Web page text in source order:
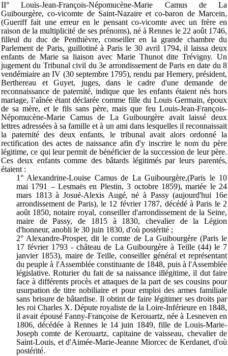
II° Louis-Jean-François-Népomucène-Marie Camus de La
Guibourgère, co-vicomte de Saint-Nazaire et co-baron de Marcein,
(Gueriff fait une erreur en le pensant co-vicomte avec un frère en
raison de la multiplicité de ses prénoms), né à Rennes le 22 août 1746,
filleul du duc de Penthièvre, conseiller en la grande chambre du
Parlement de Paris, guillotiné à Paris le 30 avril 1794, il laissa deux
enfants de Marie sa liaison avec Marie Thunot dite Trévigny. Un
jugement du Tribunal civil du 3e arrondissement de Paris en date du 8
vendémiaire an IV (30 septembre 1795), rendu par Hemery, président,
Berthereau et Guyet, juges, dans le cadre d'une demande de
reconnaissance de paternité, indique que les enfants étaient nés hors
mariage, l’aînée étant déclarée comme fille du Louis Germain, époux
de sa mère, et le fils sans père, mais que feu Louis-Jean-François-
Népomucène-Marie Camus de La Guibourgère avait laissé deux
lettres adressées à sa famille et à un ami dans lesquelles il reconnaissait
la paternité des deux enfants, le tribunal avait alors ordonné la
rectification des actes de naissance afin d'y inscrire le nom du père
légitime, ce qui leur permit de bénéficier de la succession de leur père.
Ces deux enfants comme des bâtards légitimés par leurs parentés,
étaient :
1° Alexandrine-Louise Camus de La Guibourgère,(Paris le 10
mai 1791 – Lesmaës en Plestin, 3 octobre 1859), mariée le 24
mars 1813 à Josué-Alexis Augé, né à Passy (aujourd'hui 16e
arrondissement de Paris), le 12 février 1787, décédé à Paris le 2
août 1850, notaire royal, conseiller d'arrondissement de la Seine,
maire de Passy, de 1815 à 1830, chevalier de la Légion
d'honneur, anobli le 30 juin 1830, d'où postérité ;
2° Alexandre-Prosper, dit le comte de La Guibourgère (Paris le
17 février 1793 - château de La Guibourgère à Teille (44) le 7
janvier 1853), maire de Teille, conseiller général et représentant
du peuple à l'Assemblée constituante de 1848, puis à l'Assemblée
législative. Roturier du fait de sa naissance illégitime, il dut faire
face à différents procès et attaques de la part de ses cousins pour
usurpation de titre nobiliaire et pour emploi des armes familiale
sans brisure de bâtardise. Il obtint de faire légitimer ses droits par
les roi Charles X. Députe royaliste de la Loire-Inférieure en 1848,
il avait épousé Fanny-Françoise de Kerouartz, née à Lesneven en
1806, décédée à Rennes le 14 juin 1849, fille de Louis-Marie-
Joseph comte de Kerouartz, capitaine de vaisseau, chevalier de
Saint-Louis, et d'Aimée-Marie-Jeanne Miorcec de Kerdanet, d'où
postérité.